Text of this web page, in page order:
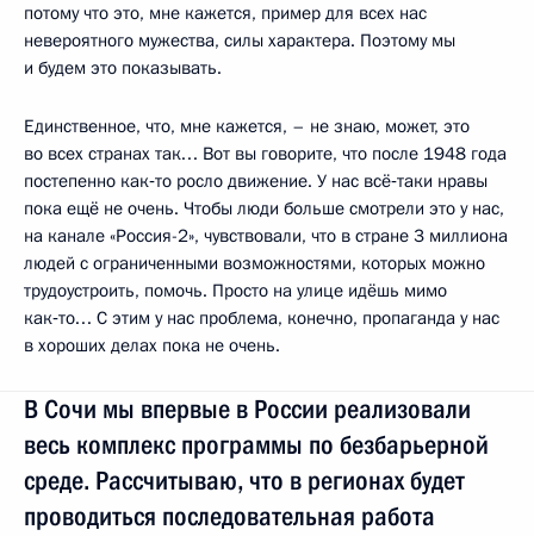
потому что это, мне кажется, пример для всех нас
невероятного мужества, силы характера. Поэтому мы
и будем это показывать.
Единственное, что, мне кажется, – не знаю, может, это
во всех странах так… Вот вы говорите, что после 1948 года
постепенно как‑то росло движение. У нас всё‑таки нравы
пока ещё не очень. Чтобы люди больше смотрели это у нас,
на канале «Россия-2», чувствовали, что в стране 3 миллиона
людей с ограниченными возможностями, которых можно
трудоустроить, помочь. Просто на улице идёшь мимо
как‑то… С этим у нас проблема, конечно, пропаганда у нас
в хороших делах пока не очень.
В Сочи мы впервые в России реализовали
весь комплекс программы по безбарьерной
среде. Рассчитываю, что в регионах будет
проводиться последовательная работа